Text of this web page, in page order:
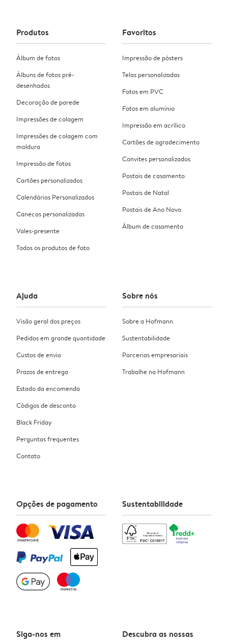
Produtos
Álbum de fotos
Álbuns de fotos pré-
desenhados
Decoração de parede
Impressões de colagem
Impressões de colagem com
moldura
Impressão de fotos
Cartões personalizados
Calendários Personalizados
Canecas personalizadas
Vales-presente
Todos os produtos de foto
Favoritos
Impressão de pósters
Telas personalizadas
Fotos em PVC
Fotos em alumínio
Impressão em acrílico
Cartões de agradecimento
Convites personalizados
Postais de casamento
Postais de Natal
Postais de Ano Novo
Álbum de casamento
Ajuda
Visão geral dos preços
Pedidos em grande quantidade
Custos de envio
Prazos de entrega
Estado da encomenda
Códigos de desconto
Black Friday
Perguntas frequentes
Contato
Sobre nós
Sobre a Hofmann
Sustentabilidade
Parcerias empresariais
Trabalhe na Hofmann
Opções de pagamento Sustentabilidade
Siga-nos em
Descubra as nossas